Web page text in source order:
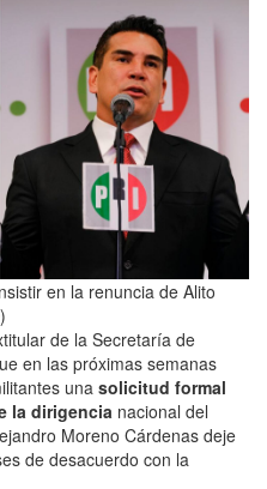
en la renuncia de Alito
de la Secretaría de
en las próximas semanas
una solicitud formal
la dirigencia nacional del
Moreno Cárdenas deje
de desacuerdo con la